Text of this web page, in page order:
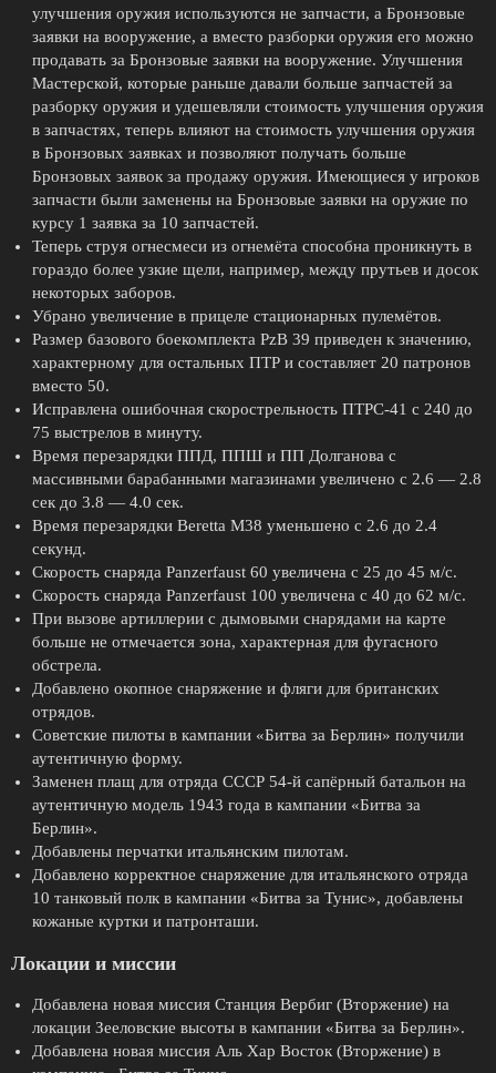
улучшения оружия используются не запчасти, а Бронзовые
заявки на вооружение, а вместо разборки оружия его можно
продавать за Бронзовые заявки на вооружение. Улучшения
Мастерской, которые раньше давали больше запчастей за
разборку оружия и удешевляли стоимость улучшения оружия
в запчастях, теперь влияют на стоимость улучшения оружия
в Бронзовых заявках и позволяют получать больше
Бронзовых заявок за продажу оружия. Имеющиеся у игроков
запчасти были заменены на Бронзовые заявки на оружие по
курсу 1 заявка за 10 запчастей.
Теперь струя огнесмеси из огнемёта способна проникнуть в
гораздо более узкие щели, например, между прутьев и досок
некоторых заборов.
Убрано увеличение в прицеле стационарных пулемётов.
Размер базового боекомплекта PzB 39 приведен к значению,
характерному для остальных ПТР и составляет 20 патронов
вместо 50.
Исправлена ошибочная скорострельность ПТРС-41 с 240 до
75 выстрелов в минуту.
Время перезарядки ППД, ППШ и ПП Долганова с
массивными барабанными магазинами увеличено с 2.6 — 2.8
сек до 3.8 — 4.0 сек.
Время перезарядки Beretta M38 уменьшено с 2.6 до 2.4
секунд.
Скорость снаряда Panzerfaust 60 увеличена с 25 до 45 м/с.
Скорость снаряда Panzerfaust 100 увеличена с 40 до 62 м/с.
При вызове артиллерии с дымовыми снарядами на карте
больше не отмечается зона, характерная для фугасного
обстрела.
Добавлено окопное снаряжение и фляги для британских
отрядов.
Советские пилоты в кампании «Битва за Берлин» получили
аутентичную форму.
Заменен плащ для отряда СССР 54-й сапёрный батальон на
аутентичную модель 1943 года в кампании «Битва за
Берлин».
Добавлены перчатки итальянским пилотам.
Добавлено корректное снаряжение для итальянского отряда
10 танковый полк в кампании «Битва за Тунис», добавлены
кожаные куртки и патронташи.
Локации и миссии
Добавлена новая миссия Станция Вербиг (Вторжение) на
локации Зееловские высоты в кампании «Битва за Берлин».
Добавлена новая миссия Аль Хар Восток (Вторжение) в